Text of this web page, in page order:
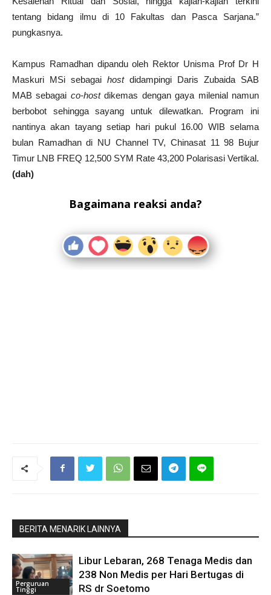
tentang bidang ilmu di 10 Fakultas dan Pasca Sarjana.”
pungkasnya.
Kampus Ramadhan dipandu oleh Rektor Unisma Prof Dr H
Maskuri MSi sebagai hostdidampingi Daris Zubaida SAB
MAB sebagai co-hostdikemas dengan gaya milenial namun
berbobot sehingga sayang untuk dilewatkan. Program ini
nantinya akan tayang setiap hari pukul 16.00 WIB selama
bulan Ramadhan di NU Channel TV, Chinasat 11 98 Bujur
Timur LNB FREQ 12,500 SYM Rate 43,200 Polarisasi Vertikal.
(dah)
Bagaimana reaksi anda?
BERITA MENARIK LAINNYA
Perguruan
Tinggi
Libur Lebaran, 268 Tenaga Medis dan
238 Non Medis per Hari Bertugas di
RS dr Soetomo